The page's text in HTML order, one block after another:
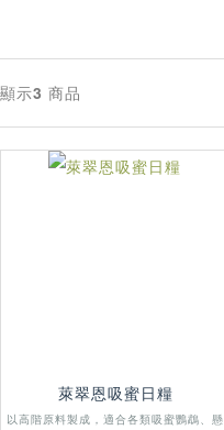
顯示3 商品
萊翠恩吸蜜日糧
以高階原料製成，適合各類吸蜜鸚鵡、懸